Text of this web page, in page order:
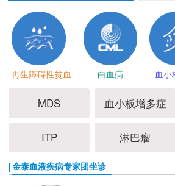
再生障碍性贫血 白血病 血小
MDS 血小板增多症
ITP 淋巴瘤
金泰血液疾病专家团坐诊